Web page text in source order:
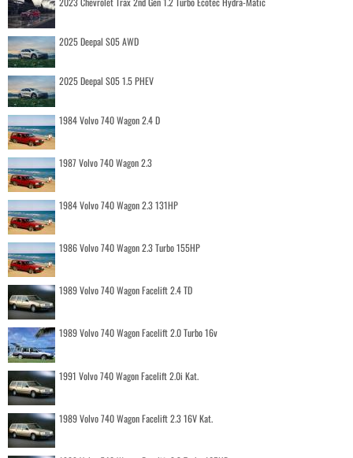
2025 Deepal S05 AWD
2025 Deepal S05 1.5 PHEV
1984 Volvo 740 Wagon 2.4 D
1987 Volvo 740 Wagon 2.3
1984 Volvo 740 Wagon 2.3 131HP
1986 Volvo 740 Wagon 2.3 Turbo 155HP
1989 Volvo 740 Wagon Facelift 2.4 TD
1989 Volvo 740 Wagon Facelift 2.0 Turbo 16v
1991 Volvo 740 Wagon Facelift 2.0i Kat.
1989 Volvo 740 Wagon Facelift 2.3 16V Kat.